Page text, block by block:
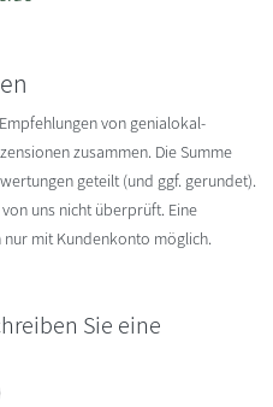
von genialokal-
zusammen. Die Summe
geteilt (und ggf. gerundet).
uns nicht überprüft. Eine
mit Kundenkonto möglich.
Sie eine